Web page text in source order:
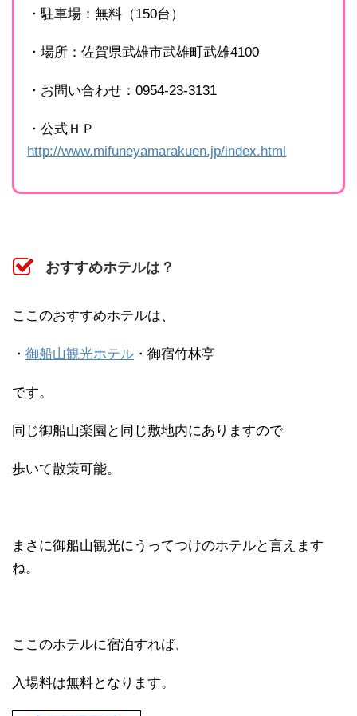
・駐車場：無料（150台）
・場所：佐賀県武雄市武雄町武雄4100
・お問い合わせ：0954-23-3131
・公式ＨＰ
http://www.mifuneyamarakuen.jp/index.html
おすすめホテルは？
ここのおすすめホテルは、
・ 御船山観光ホテル ・御宿竹林亭
です。
同じ御船山楽園と同じ敷地内にありますので
歩いて散策可能。
まさに御船山観光にうってつけのホテルと言えます
ね。
ここのホテルに宿泊すれば、
入場料は無料となります。